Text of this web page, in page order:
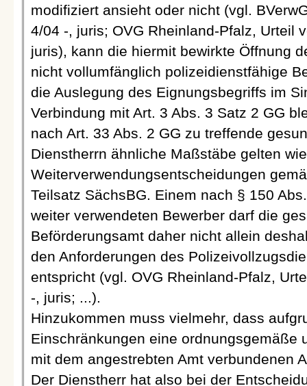
modifiziert ansieht oder nicht (vgl.
4/04 -, juris; OVG Rheinland-Pfalz, Urteil
juris), kann die hiermit bewirkte Öffnung
nicht vollumfänglich polizeidienstfähige
die Auslegung des Eignungsbegriffs im
Verbindung mit Art. 3 Abs. 3 Satz 2 GG
nach Art. 33 Abs. 2 GG zu treffende
Dienstherrn ähnliche Maßstäbe gelten
Weiterverwendungsentscheidungen
Teilsatz SächsBG. Einem nach § 150
weiter verwendeten Bewerber darf die
Beförderungsamt daher nicht allein
den Anforderungen des
entspricht (vgl. OVG Rheinland-Pfalz,
-, juris; ...).
Hinzukommen muss vielmehr, dass
Einschränkungen eine ordnungsgemäße
mit dem angestrebten Amt verbundenen
Der Dienstherr hat also bei der